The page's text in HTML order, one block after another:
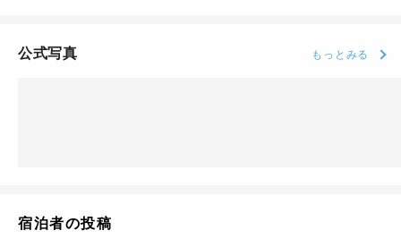
公式写真 もっとみる
宿泊者の投稿